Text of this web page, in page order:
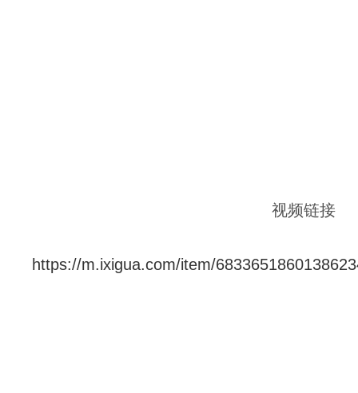
视频链接
https://m.ixigua.com/item/